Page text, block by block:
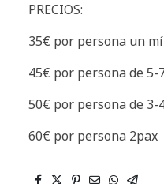
PRECIOS:
35€ por persona un
45€ por persona de 5-
50€ por persona de 3-
60€ por persona 2pax